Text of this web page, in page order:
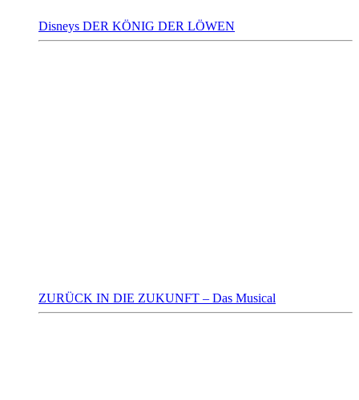
Disneys DER KÖNIG DER LÖWEN
ZURÜCK IN DIE ZUKUNFT – Das Musical